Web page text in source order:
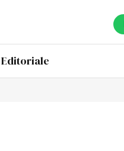
Editoriale